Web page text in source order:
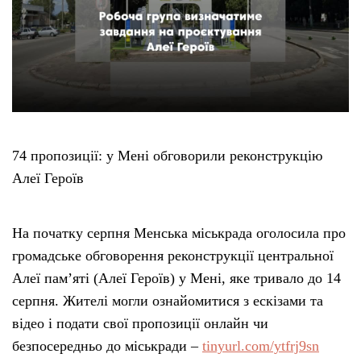
74 пропозиції: у Мені обговорили реконструкцію
Алеї Героїв
На початку серпня Менська міськрада оголосила про
громадське обговорення реконструкції центральної
Алеї пам’яті (Алеї Героїв) у Мені, яке тривало до 14
серпня. Жителі могли ознайомитися з ескізами та
відео і подати свої пропозиції онлайн чи
безпосередньо до міськради – tinyurl.com/ytfrj9sn